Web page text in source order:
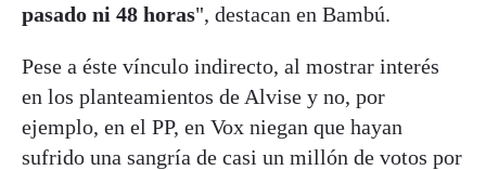
pasado ni 48 horas", destacan en Bambú.
Pese a éste vínculo indirecto, al mostrar interés
en los planteamientos de Alvise y no, por
ejemplo, en el PP, en Vox niegan que hayan
sufrido una sangría de casi un millón de votos por